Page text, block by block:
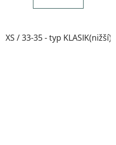
XS / 33-35 - typ KLASIK(nižší)